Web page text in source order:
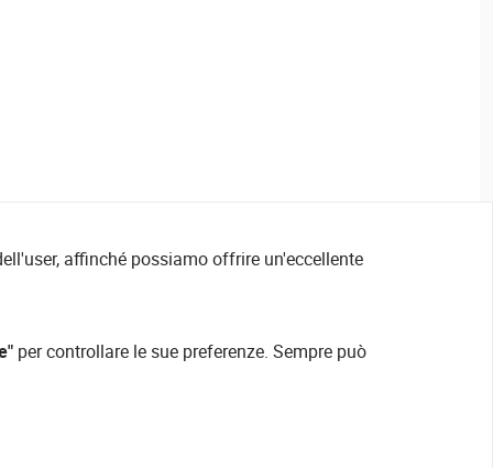
affinché possiamo offrire un'eccellente
per controllare le sue preferenze. Sempre può